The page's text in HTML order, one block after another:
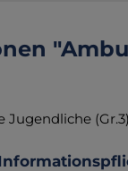
(Gr.3)